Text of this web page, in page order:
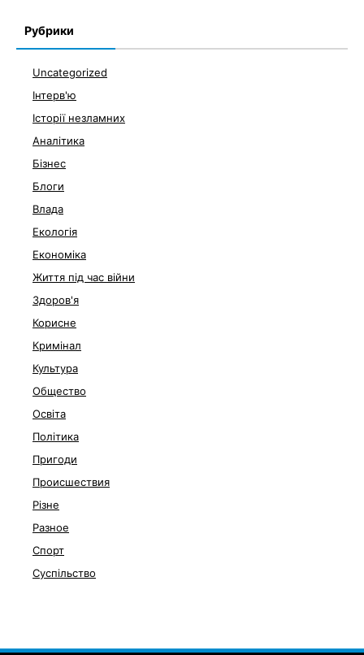
Рубрики
Uncategorized
Інтерв'ю
Історії незламних
Аналітика
Бізнес
Блоги
Влада
Екологія
Економіка
Життя під час війни
Здоров'я
Корисне
Кримінал
Культура
Общество
Освіта
Політика
Пригоди
Происшествия
Різне
Разное
Спорт
Суспільство